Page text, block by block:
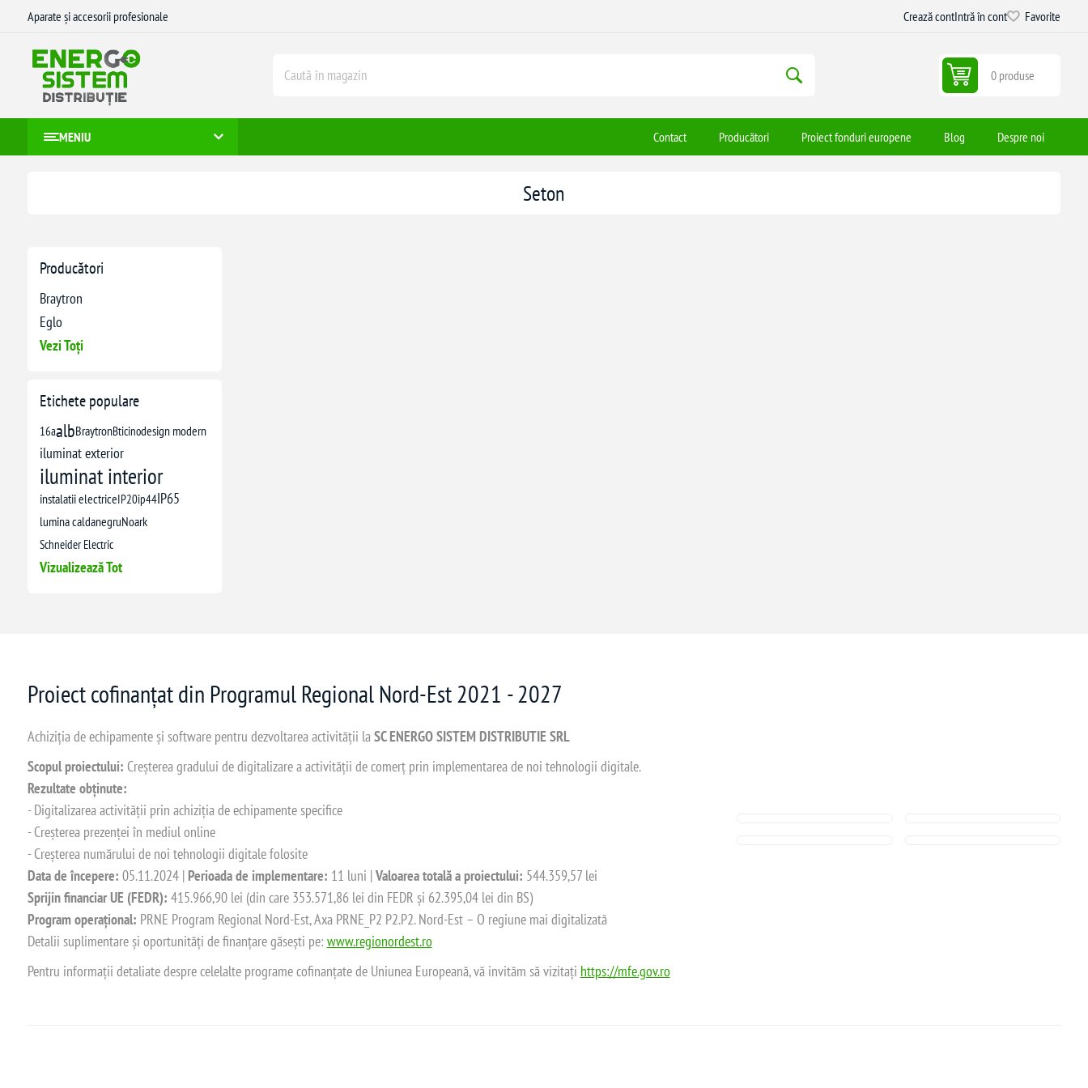
Aparate și accesorii profesionale Crează contIntră în cont Favorite
0 produse
MENIU Contact Producători Proiect fonduri europene Blog Despre noi
Producători
Braytron
Eglo
Vezi Toți
Etichete populare
16aalbBraytronBticinodesign modern
iluminat exterior
iluminat interior
instalatii electriceIP20ip44IP65
lumina caldanegruNoark
Schneider Electric
Vizualizează Tot
Seton
Proiect cofinanțat din Programul Regional Nord-Est 2021 - 2027
Achiziția de echipamente și software pentru dezvoltarea activității laSC ENERGO SISTEM DISTRIBUTIE SRL
Scopul proiectului: Creșterea gradului de digitalizare a activității de comerț prin implementarea de noi tehnologii digitale.
Rezultate obținute:
- Digitalizarea activității prin achiziția de echipamente specifice
- Creșterea prezenței în mediul online
- Creșterea numărului de noi tehnologii digitale folosite
Data de începere: 05.11.2024 | Perioada de implementare: 11 luni |Valoarea totală a proiectului: 544.359,57 lei
Sprijin financiar UE (FEDR): 415.966,90 lei (din care 353.571,86 lei din FEDR și 62.395,04 lei din BS)
Program operațional: PRNE Program Regional Nord-Est, Axa PRNE_P2 P2.P2. Nord-Est – O regiune mai digitalizată
Detalii suplimentare și oportunități de finanțare găsești pe: www.regionordest.ro
Pentru informații detaliate despre celelalte programe cofinanțate de Uniunea Europeană, vă invităm să vizitați https://mfe.gov.ro